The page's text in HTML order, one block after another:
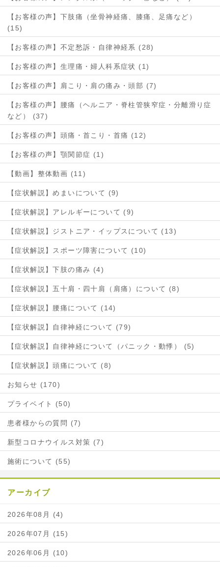
【お客様の声】下肢痛（坐骨神経痛、膝痛、足痛など）
(15)
【お客様の声】不定愁訴・自律神経系 (28)
【お客様の声】生理痛・婦人科系症状 (1)
【お客様の声】肩こり・肩の痛み・頭部 (7)
【お客様の声】腰痛（ヘルニア・脊柱管狭窄症・分離滑り症
など） (37)
【お客様の声】頭痛・首こり・首痛 (12)
【お客様の声】顎関節症 (1)
【動画】整体動画 (11)
【症状解説】めまいについて (9)
【症状解説】アレルギーについて (9)
【症状解説】ジストニア・イップスについて (13)
【症状解説】スポーツ障害について (10)
【症状解説】下肢の痛み (4)
【症状解説】五十肩・四十肩（肩痛）について (8)
【症状解説】腰痛について (14)
【症状解説】自律神経について (79)
【症状解説】自律神経について（パニック・動悸） (5)
【症状解説】頭痛について (8)
お知らせ (170)
プライベイト (50)
患者様からの質問 (7)
新型コロナウイルス対策 (7)
施術について (55)
アーカイブ
2026年08月 (4)
2026年07月 (15)
2026年06月 (10)